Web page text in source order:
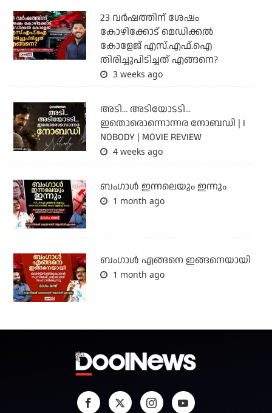
23 വർഷത്തിന് ശേഷം
കോഴിക്കോട് മെഡിക്കൽ
കോളേജ് എസ്.എഫ്.ഐ
തിരിച്ചുപിടിച്ചത് എങ്ങനെ?
3 weeks ago
അടി... അടിയോടടി...
ഇതൊരൊന്നൊന്നര നോബഡി | I
NOBODY | MOVIE REVIEW
4 weeks ago
ബംഗാള്‍ ഇന്നലെയും ഇന്നും
1 month ago
ബം​ഗാൾ എങ്ങനെ ഇങ്ങനെയായി
1 month ago